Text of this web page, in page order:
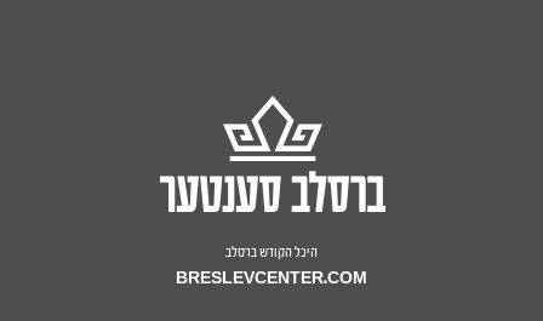
היכל הקודש ברסלב
BRESLEVCENTER.COM